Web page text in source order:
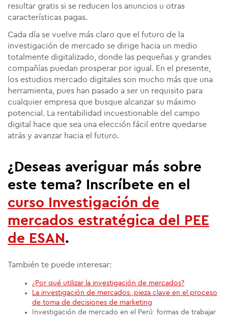
resultar gratis si se reducen los anuncios u otras
características pagas.
Cada día se vuelve más claro que el futuro de la
investigación de mercado se dirige hacia un medio
totalmente digitalizado, donde las pequeñas y grandes
compañías puedan prosperar por igual. En el presente,
los estudios mercado digitales son mucho más que una
herramienta, pues han pasado a ser un requisito para
cualquier empresa que busque alcanzar su máximo
potencial. La rentabilidad incuestionable del campo
digital hace que sea una elección fácil entre quedarse
atrás y avanzar hacia el futuro.
¿Deseas averiguar más sobre
este tema? Inscríbete en el
curso Investigación de
mercados estratégica del PEE
de ESAN .
También te puede interesar:
¿Por qué utilizar la investigación de mercados?
La investigación de mercados, pieza clave en el proceso
de toma de decisiones de marketing
Investigación de mercado en el Perú: formas de trabajar